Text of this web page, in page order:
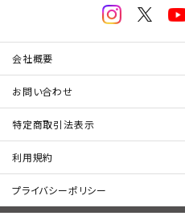
会社概要
お問い合わせ
特定商取引法表示
利用規約
プライバシーポリシー